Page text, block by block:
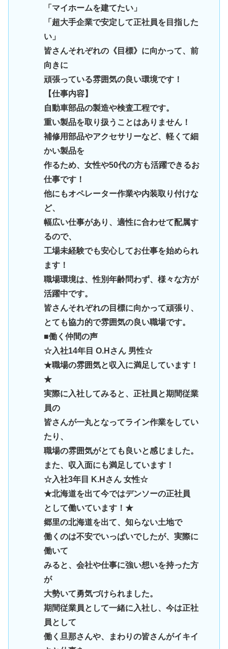
「マイホームを建てたい」
「超大手企業で安定して正社員を目指した
い」
皆さんそれぞれの《目標》に向かって、前
向きに
頑張っている雰囲気の良い環境です！
【仕事内容】
自動車部品の製造や検査工程です。
重い製品を取り扱うことはありません！
補修用部品やアクセサリーなど、軽くて細
かい製品を
作るため、女性や50代の方も活躍できるお
仕事です！
他にもオペレーター作業や内装取り付けな
ど、
幅広い仕事があり、適性に合わせて配属す
るので、
工場未経験でも安心してお仕事を始められ
ます！
職場環境は、性別年齢問わず、様々な方が
活躍中です。
皆さんそれぞれの目標に向かって頑張り、
とても協力的で雰囲気の良い職場です。
■働く仲間の声
☆入社14年目 O.Hさん 男性☆
★職場の雰囲気と収入に満足しています！
★
実際に入社してみると、正社員と期間従業
員の
皆さんが一丸となってライン作業をしてい
たり、
職場の雰囲気がとても良いと感じました。
また、収入面にも満足しています！
☆入社3年目 K.Hさん 女性☆
★北海道を出て今ではデンソーの正社員
として働いています！★
郷里の北海道を出て、知らない土地で
働くのは不安でいっぱいでしたが、実際に
働いて
みると、会社や仕事に強い想いを持った方
が
大勢いて勇気づけられました。
期間従業員として一緒に入社し、今は正社
員として
働く旦那さんや、まわりの皆さんがイキイ